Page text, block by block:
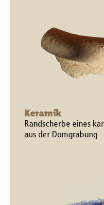
Keramik
Randscherbe eines
aus der Domgrabung